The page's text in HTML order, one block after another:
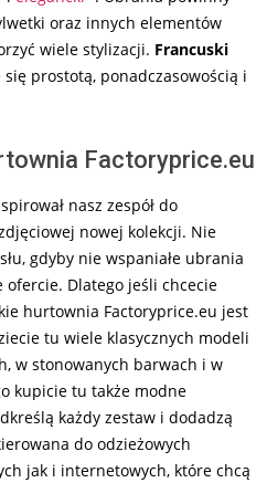
oraz innych elementów
wiele stylizacji. Francuski
prostotą, ponadczasowością i
Factoryprice.eu
nasz zespół do
nowej kolekcji. Nie
gdyby nie wspaniałe ubrania
ofercie. Dlatego jeśli chcecie
hurtownia Factoryprice.eu jest
tu wiele klasycznych modeli
w stonowanych barwach i w
kupicie tu także modne
każdy zestaw i dodadzą
do odzieżowych
jak i internetowych, które chcą